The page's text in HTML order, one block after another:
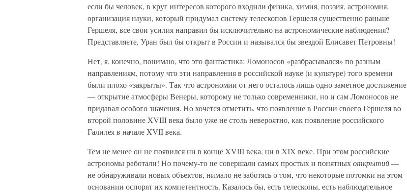
если бы человек, в круг интересов которого входили физика, химия, поэзия, астрономия,
организация науки, который придумал систему телескопов Гершеля существенно раньше
Гершеля, все свои усилия направил бы исключительно на астрономические наблюдения?
Представляете, Уран был бы открыт в России и назывался бы звездой Елисавет Петровны!
Нет, я, конечно, понимаю, что это фантастика: Ломоносов «разбрасывался» по разным
направлениям, потому что эти направления в российской науке (и культуре) того времени
были плохо «закрыты». Так что астрономии от него осталось лишь одно заметное достижение
— открытие атмосферы Венеры, которому не только современники, но и сам Ломоносов не
придавал особого значения. Но хочется отметить, что появление в России своего Гершеля во
второй половине XVIII века было уже не столь невероятно, как появление российского
Галилея в начале XVII века.
Тем не менее он не появился ни в конце XVIII века, ни в XIX веке. При этом российские
астрономы работали! Но почему-то не совершали самых простых и понятныхоткрытий—
не обнаруживали новых объектов, нимало не заботясь о том, что некоторые потомки на этом
основании оспорят их компетентность. Казалось бы, есть телескопы, есть наблюдательное